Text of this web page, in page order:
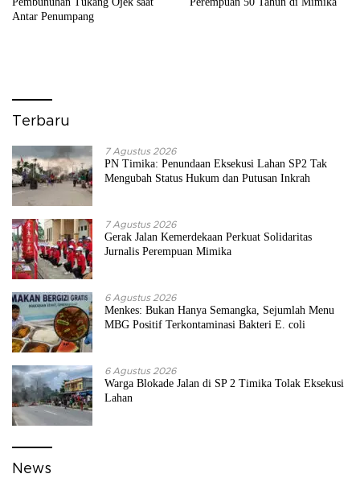
Antar Penumpang
Terbaru
7 Agustus 2026
PN Timika: Penundaan Eksekusi Lahan SP2 Tak
Mengubah Status Hukum dan Putusan Inkrah
7 Agustus 2026
Gerak Jalan Kemerdekaan Perkuat Solidaritas
Jurnalis Perempuan Mimika
6 Agustus 2026
Menkes: Bukan Hanya Semangka, Sejumlah Menu
MBG Positif Terkontaminasi Bakteri E. coli
6 Agustus 2026
Warga Blokade Jalan di SP 2 Timika Tolak Eksekusi
Lahan
News